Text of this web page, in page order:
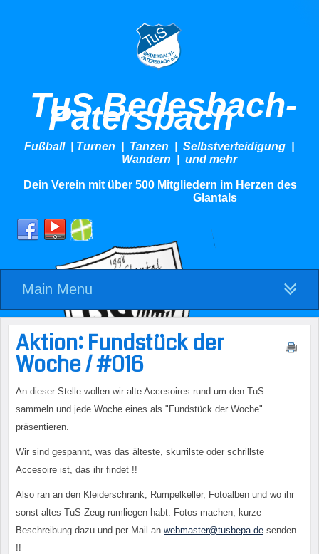
TuS Bedesbach-
Patersbach
Fußball | Turnen | Tanzen | Selbstverteidigung |
Wandern | und mehr
Dein Verein mit über 500 Mitgliedern im Herzen des
Glantals
Main Menu
Aktion: Fundstück der
Woche / #016
An dieser Stelle wollen wir alte Accesoires rund um den TuS
sammeln und jede Woche eines als "Fundstück der Woche"
präsentieren.
Wir sind gespannt, was das älteste, skurrilste oder schrillste
Accesoire ist, das ihr findet !!
Also ran an den Kleiderschrank, Rumpelkeller, Fotoalben und wo ihr
sonst altes TuS-Zeug rumliegen habt. Fotos machen, kurze
Beschreibung dazu und per Mail an webmaster@tusbepa.de senden
!!